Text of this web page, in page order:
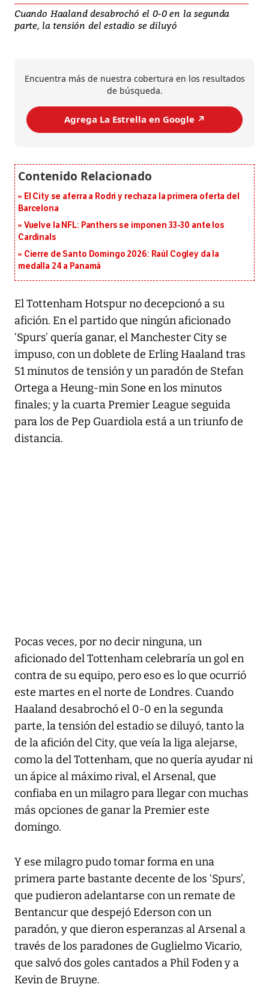
Cuando Haaland desabrochó el 0-0 en la segunda
parte, la tensión del estadio se diluyó
Encuentra más de nuestra cobertura en los resultados
de búsqueda.
Agrega La Estrella en Google ↗️
El City se aferra a Rodri y rechaza la primera oferta del
Barcelona
Vuelve la NFL: Panthers se imponen 33-30 ante los
Cardinals
Cierre de Santo Domingo 2026: Raúl Cogley da la
medalla 24 a Panamá
El Tottenham Hotspur no decepcionó a su
afición. En el partido que ningún aficionado
‘Spurs’ quería ganar, el Manchester City se
impuso, con un doblete de Erling Haaland tras
51 minutos de tensión y un paradón de Stefan
Ortega a Heung-min Sone en los minutos
finales; y la cuarta Premier League seguida
para los de Pep Guardiola está a un triunfo de
distancia.
Pocas veces, por no decir ninguna, un
aficionado del Tottenham celebraría un gol en
contra de su equipo, pero eso es lo que ocurrió
este martes en el norte de Londres. Cuando
Haaland desabrochó el 0-0 en la segunda
parte, la tensión del estadio se diluyó, tanto la
de la afición del City, que veía la liga alejarse,
como la del Tottenham, que no quería ayudar ni
un ápice al máximo rival, el Arsenal, que
confiaba en un milagro para llegar con muchas
más opciones de ganar la Premier este
domingo.
Y ese milagro pudo tomar forma en una
primera parte bastante decente de los ‘Spurs’,
que pudieron adelantarse con un remate de
Bentancur que despejó Ederson con un
paradón, y que dieron esperanzas al Arsenal a
través de los paradones de Guglielmo Vicario,
que salvó dos goles cantados a Phil Foden y a
Kevin de Bruyne.